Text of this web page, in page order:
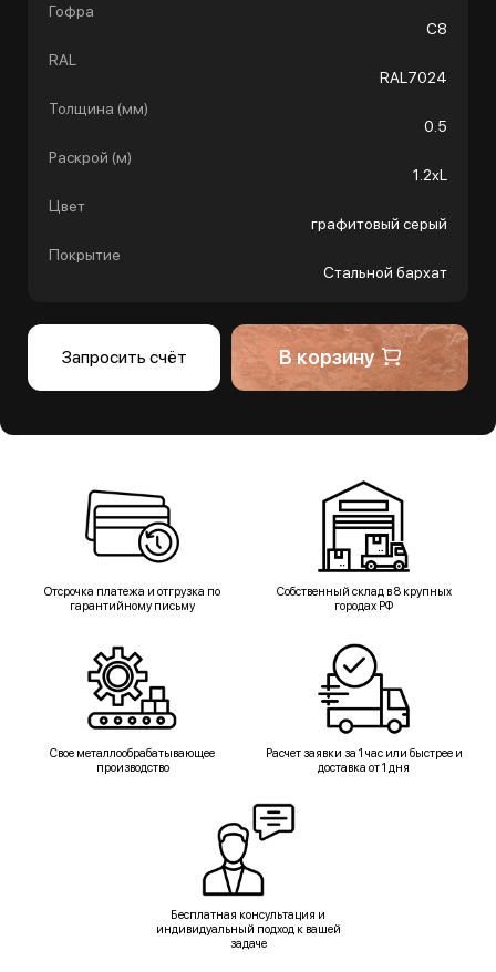
Гофра
С8
RAL
RAL7024
Толщина (мм)
0.5
Раскрой (м)
1.2хL
Цвет
графитовый серый
Покрытие
Стальной бархат
Запросить счёт В корзину
Отсрочка платежа и отгрузка по
гарантийному письму
Собственный склад в 8 крупных
городах РФ
Свое металлообрабатывающее
производство
Расчет заявки за 1 час или быстрее и
доставка от 1 дня
Бесплатная консультация и
индивидуальный подход к вашей
задаче